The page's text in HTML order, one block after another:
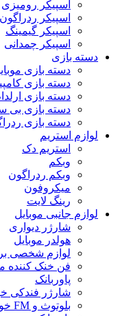
اسپیکر رومیزی
اسپیکر ردراگون Redragon
اسپیکر گیمینگ
اسپیکر چمدانی
دسته بازی
دسته بازی
دسته بازی
دسته بازی
دسته بازی بی
دسته بازی
لوازم استریم
استریم دک
وبکم
وبکم ردراگون
میکروفون
رینگ لایت
لوازم جانبی موبایل
شارژر دیواری
هولدر موبایل
لوازم شخصی
فن خنک کننده
پاوربانک
شارژر فندکی
بلوتوث و FM خودرو